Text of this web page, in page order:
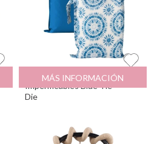
Pack 2 Bolsa
Impermeables Blue Tie
Die
19.9
MÁS INFORMACIÓN